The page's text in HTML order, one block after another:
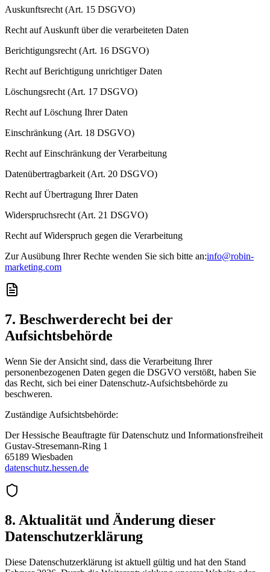
Auskunftsrecht (Art. 15 DSGVO)
Recht auf Auskunft über die verarbeiteten Daten
Berichtigungsrecht (Art. 16 DSGVO)
Recht auf Berichtigung unrichtiger Daten
Löschungsrecht (Art. 17 DSGVO)
Recht auf Löschung Ihrer Daten
Einschränkung (Art. 18 DSGVO)
Recht auf Einschränkung der Verarbeitung
Datenübertragbarkeit (Art. 20 DSGVO)
Recht auf Übertragung Ihrer Daten
Widerspruchsrecht (Art. 21 DSGVO)
Recht auf Widerspruch gegen die Verarbeitung
Zur Ausübung Ihrer Rechte wenden Sie sich bitte an:info@robin-
marketing.com
7. Beschwerderecht bei der
Aufsichtsbehörde
Wenn Sie der Ansicht sind, dass die Verarbeitung Ihrer
personenbezogenen Daten gegen die DSGVO verstößt, haben Sie
das Recht, sich bei einer Datenschutz-Aufsichtsbehörde zu
beschweren.
Zuständige Aufsichtsbehörde:
Der Hessische Beauftragte für Datenschutz und Informationsfreiheit
Gustav-Stresemann-Ring 1
65189 Wiesbaden
datenschutz.hessen.de
8. Aktualität und Änderung dieser
Datenschutzerklärung
Diese Datenschutzerklärung ist aktuell gültig und hat den Stand